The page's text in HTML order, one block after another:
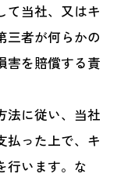
て当社、又はキ
三者が何らかの
害を賠償する責
法に従い、当社
払った上で、キ
行います。な